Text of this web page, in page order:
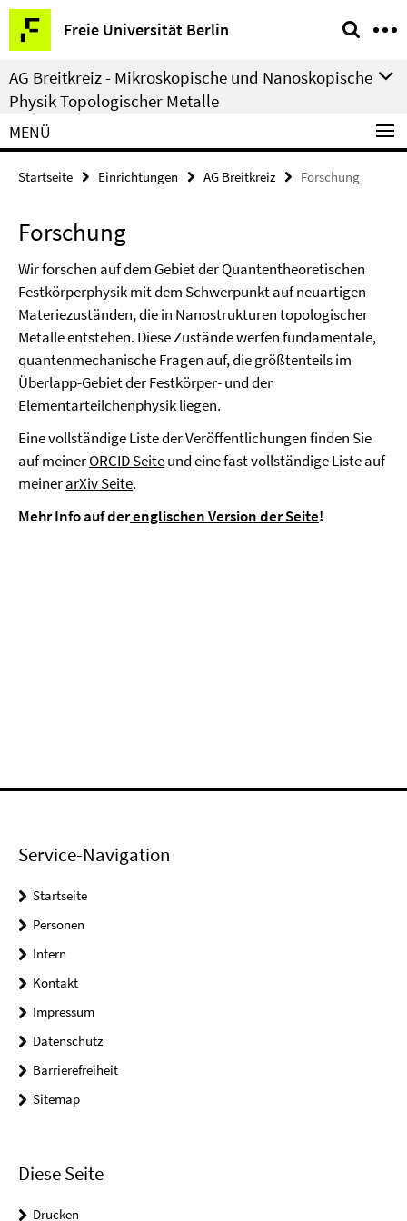
Springe
direkt
zu
Inhalt
Freie Universität Berlin
Service-
Navigation
AG Breitkreiz - Mikroskopische und Nanoskopische
Physik Topologischer Metalle
MENÜ
Startseite Einrichtungen AG Breitkreiz Forschung
Forschung
Wir forschen auf dem Gebiet der Quantentheoretischen
Festkörperphysik mit dem Schwerpunkt auf neuartigen
Materiezuständen, die in Nanostrukturen topologischer
Metalle entstehen. Diese Zustände werfen fundamentale,
quantenmechanische Fragen auf, die größtenteils im
Überlapp-Gebiet der Festkörper- und der
Elementarteilchenphysik liegen.
Eine vollständige Liste der Veröffentlichungen finden Sie
auf meinerORCID Seiteund eine fast vollständige Liste auf
meinerarXiv Seite.
Mehr Info auf derenglischen Version der Seite!
Service-Navigation
Startseite
Personen
Intern
Kontakt
Impressum
Datenschutz
Barrierefreiheit
Sitemap
Diese Seite
Drucken